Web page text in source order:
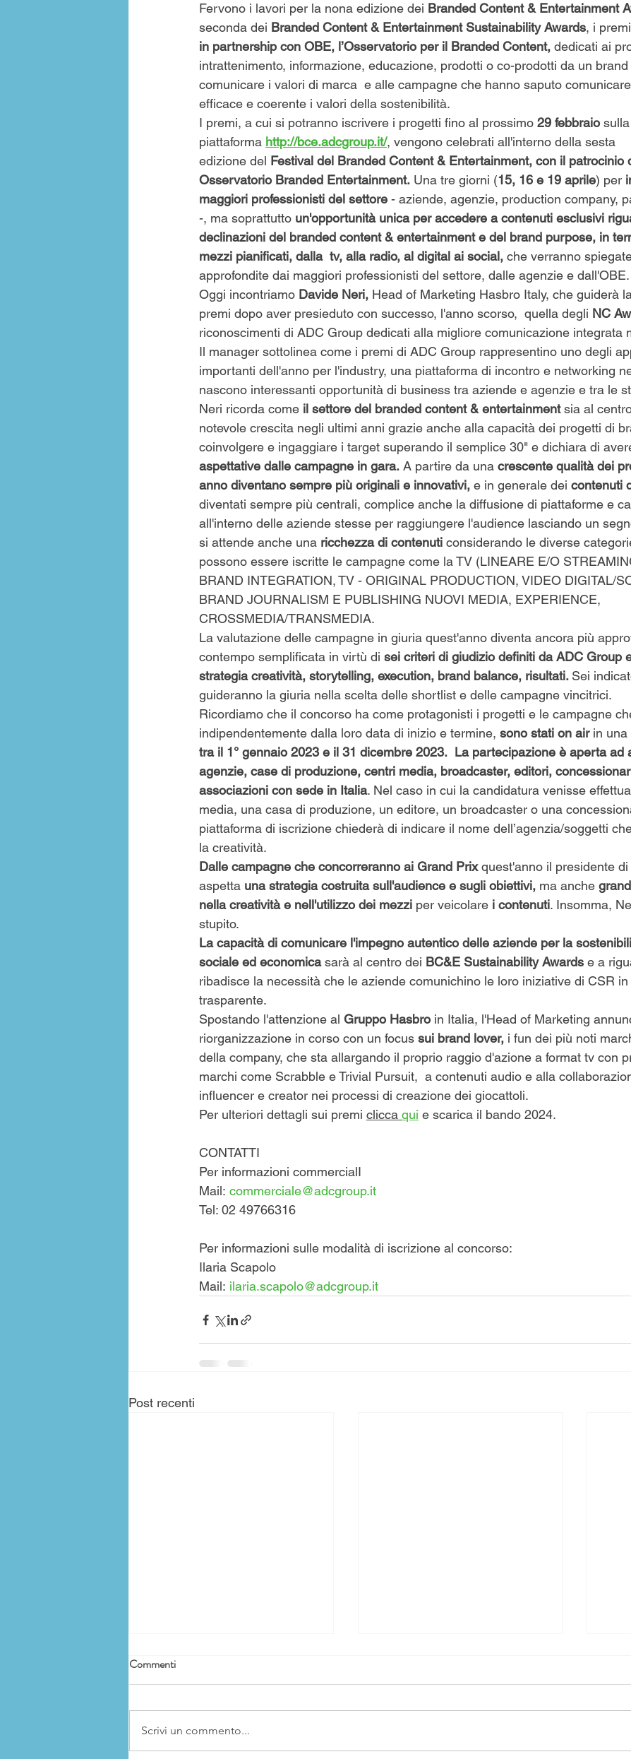
Fervono i lavori per la nona edizione dei Branded Content & Entertainment
seconda dei Branded Content & Entertainment Sustainability Awards, i
in partnership con OBE, l’Osservatorio per il Branded Content, dedicati ai
intrattenimento, informazione, educazione, prodotti o co-prodotti da un
comunicare i valori di marca  e alle campagne che hanno saputo
efficace e coerente i valori della sostenibilità.
I premi, a cui si potranno iscrivere i progetti fino al prossimo 29 febbraio sulla
piattaforma http://bce.adcgroup.it/, vengono celebrati all'interno della sesta
edizione del Festival del Branded Content & Entertainment, con il patrocinio
Osservatorio Branded Entertainment. Una tre giorni (15, 16 e 19 aprile) per
maggiori professionisti del settore - aziende, agenzie, production company,
-, ma soprattutto un'opportunità unica per accedere a contenuti esclusivi
declinazioni del branded content & entertainment e del brand purpose, in
mezzi pianificati, dalla  tv, alla radio, al digital ai social, che verranno
approfondite dai maggiori professionisti del settore, dalle agenzie e dall'OBE.
Oggi incontriamo Davide Neri, Head of Marketing Hasbro Italy, che guiderà
premi dopo aver presieduto con successo, l'anno scorso,  quella degli NC
riconoscimenti di ADC Group dedicati alla migliore comunicazione integrata
Il manager sottolinea come i premi di ADC Group rappresentino uno degli
importanti dell'anno per l'industry, una piattaforma di incontro e networking
nascono interessanti opportunità di business tra aziende e agenzie e tra le
Neri ricorda come il settore del branded content & entertainment sia al
notevole crescita negli ultimi anni grazie anche alla capacità dei progetti di
coinvolgere e ingaggiare i target superando il semplice 30" e dichiara di
aspettative dalle campagne in gara. A partire da una crescente qualità dei
anno diventano sempre più originali e innovativi, e in generale dei contenuti
diventati sempre più centrali, complice anche la diffusione di piattaforme e
all'interno delle aziende stesse per raggiungere l'audience lasciando un
si attende anche una ricchezza di contenuti considerando le diverse
possono essere iscritte le campagne come la TV (LINEAR﻿E E/O
BRAND INTEGRATION, TV - ORIGINAL PRODUCTION, VIDEO DIGITAL/
BRAND JOURNALISM E PUBLISHING NUOVI MEDIA, EXPERIENCE,
CROSSMEDIA/TRANSMEDIA.
La valutazione delle campagne in giuria quest'anno diventa ancora più
contempo semplificata in virtù di sei criteri di giudizio definiti da ADC Group
strategia creatività, storytelling, execution, brand balance, risultati. Sei
guideranno la giuria nella scelta delle shortlist e delle campagne vincitrici.
​Ricordiamo che il concorso ha come protagonisti i progetti e le campagne
indipendentemente dalla loro data di inizio e termine, sono stati on air in una
tra il 1° gennaio 2023 e il 31 dicembre 2023.  La partecipazione è aperta ad
agenzie, case di produzione, centri media, broadcaster, editori,
associazioni con sede in Italia. Nel caso in cui la candidatura venisse
media, una casa di produzione, un editore, un broadcaster o una
piattaforma di iscrizione chiederà di indicare il nome dell’agenzia/soggetti
la creatività.
Dalle campagne che concorreranno ai Grand Prix quest'anno il presidente di
aspetta una strategia costruita sull'audience e sugli obiettivi, ma anche
nella creatività e nell'utilizzo dei mezzi per veicolare i contenuti. Insomma,
stupito.
La capacità di comunicare l'impegno autentico delle aziende per la
sociale ed economica sarà al centro dei BC&E Sustainability Awards e a
ribadisce la necessità che le aziende comunichino le loro iniziative di CSR
trasparente.
Spostando l'attenzione al Gruppo Hasbro in Italia, l'Head of Marketing
riorganizzazione in corso con un focus sui brand lover, i fun dei più noti
della company, che sta allargando il proprio raggio d'azione a format tv con
marchi come Scrabble e Trivial Pursuit,  a contenuti audio e alla
influencer e creator nei processi di creazione dei giocattoli.
Per ulteriori dettagli sui premi clicca qui e scarica il bando 2024.
CONTATTI
Per informazioni commercialI
Mail: commerciale@adcgroup.it
Tel: 02 49766316
Per informazioni sulle modalità di iscrizione al concorso:
Ilaria Scapolo
Mail: ilaria.scapolo@adcgroup.it
Post recenti
Commenti
Scrivi un commento...